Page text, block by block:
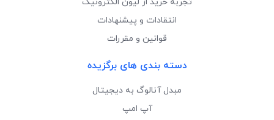
انتقادات و پیشنهادات
قوانین و مقررات
دسته بندی های برگزیده
مبدل آنالوگ به دیجیتال
آپ امپ